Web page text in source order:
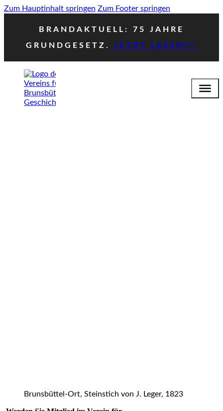
Zum Hauptinhalt springen Zum Footer springen
BRANDAKTUELL: 75 JAHRE
GRUNDGESETZ.
JETZT LESEN!!!
Brunsbüttel-Ort, Steinstich von J. Leger, 1823